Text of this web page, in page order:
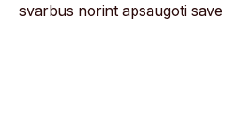
svarbus norint apsaugoti